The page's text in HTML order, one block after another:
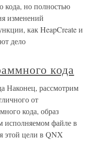
кода, но полностью
изменений
как HeapCreate и
дело
кода
Наконец, рассмотрим
от
кода, образ
исполняемом файле в
этой цели в QNX